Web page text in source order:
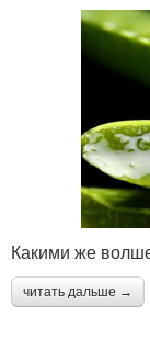
Какими же
читать дальше →